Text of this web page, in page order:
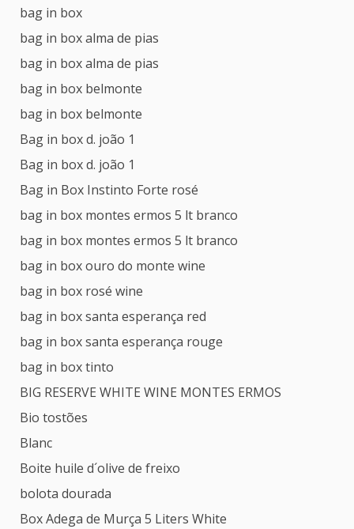
bag in box
bag in box alma de pias
bag in box alma de pias
bag in box belmonte
bag in box belmonte
Bag in box d. joão 1
Bag in box d. joão 1
Bag in Box Instinto Forte rosé
bag in box montes ermos 5 lt branco
bag in box montes ermos 5 lt branco
bag in box ouro do monte wine
bag in box rosé wine
bag in box santa esperança red
bag in box santa esperança rouge
bag in box tinto
BIG RESERVE WHITE WINE MONTES ERMOS
Bio tostões
Blanc
Boite huile d´olive de freixo
bolota dourada
Box Adega de Murça 5 Liters White